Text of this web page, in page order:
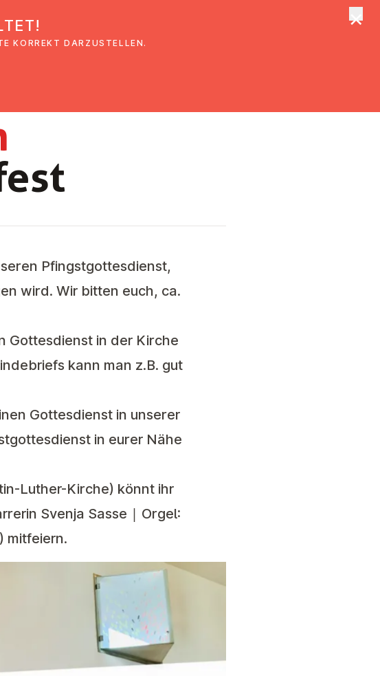
Veranstaltungen
Pfingstgottesdienst,
wird. Wir bitten euch, ca.
Gottesdienst in der Kirche
kann man z.B. gut
en Gottesdienst in unserer
in eurer Nähe
Luther-Kirche) könnt ihr
Svenja Sasse | Orgel:
mitfeiern.
KORREKT DARZUSTELLEN.
×